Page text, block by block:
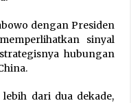
dengan Presiden
sinyal
hubungan
dari dua dekade,